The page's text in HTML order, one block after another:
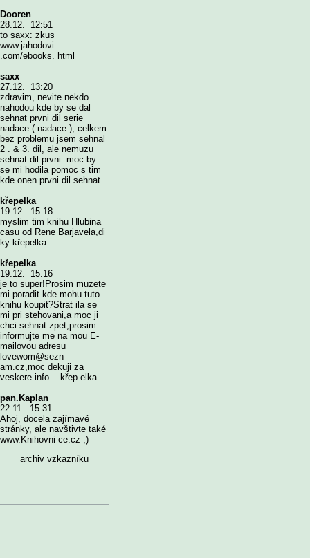
Dooren
28.12. 12:51
to saxx: zkus
www.jahodovi
.com/ebooks. html
saxx
27.12. 13:20
zdravim, nevite nekdo
nahodou kde by se dal
sehnat prvni dil serie
nadace ( nadace ), celkem
bez problemu jsem sehnal
2 . & 3. dil, ale nemuzu
sehnat dil prvni. moc by
se mi hodila pomoc s tim
kde onen prvni dil sehnat
křepelka
19.12. 15:18
myslim tim knihu Hlubina
casu od Rene Barjavela,di
ky křepelka
křepelka
19.12. 15:16
je to super!Prosim muzete
mi poradit kde mohu tuto
knihu koupit?Strat ila se
mi pri stehovani,a moc ji
chci sehnat zpet,prosim
informujte me na mou E-
mailovou adresu
lovewom@sezn
am.cz,moc dekuji za
veskere info....křep elka
pan.Kaplan
22.11. 15:31
Ahoj, docela zajímavé
stránky, ale navštivte také
www.Knihovni ce.cz ;)
archiv vzkazníku